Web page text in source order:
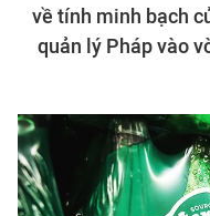
về tính minh bạch
quản lý Pháp vào